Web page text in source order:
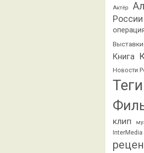
Актёр
России
Выставки
Книга
Новости
Теги
клип
InterMedia